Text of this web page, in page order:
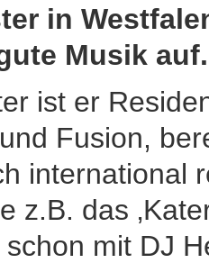
in
Musik auf.
ist er
Fusion,
international
z.B. das
schon mit DJ